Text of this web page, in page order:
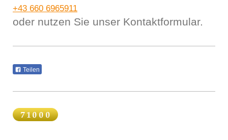
+43 660 6965911
oder nutzen Sie unser Kontaktformular.
Teilen